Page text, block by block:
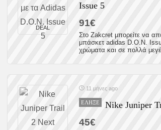
DEAL
Issue 5
91€
Στο Zakcret μπορείτε να
μπάσκετ adidas D.O.N.
χρώματα και σε πολλά
11 μήνες ago
ΈΛΗΞΕ Nike Juniper
45€